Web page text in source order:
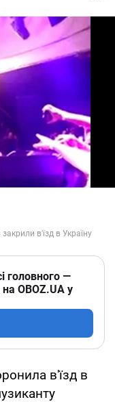
головного —
OBOZ.UA у
в'їзд в